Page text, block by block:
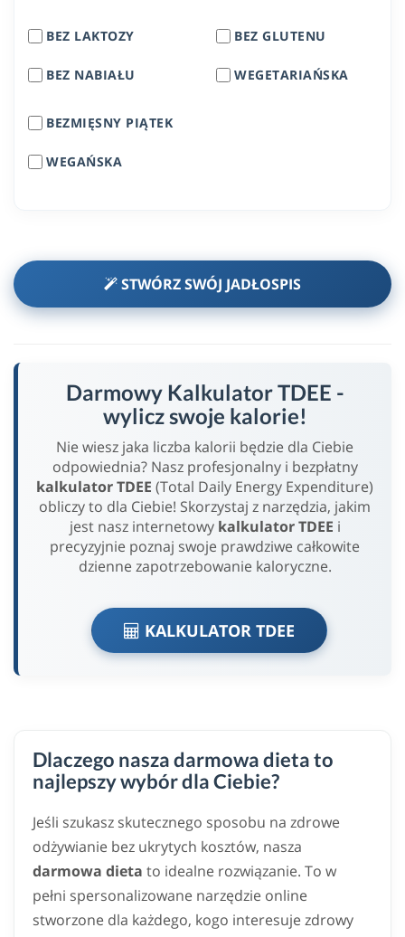
BEZ LAKTOZY
BEZ NABIAŁU
BEZ GLUTENU
WEGETARIAŃSKA
BEZMIĘSNY PIĄTEK
WEGAŃSKA
STWÓRZ SWÓJ JADŁOSPIS
Darmowy Kalkulator TDEE -
wylicz swoje kalorie!
Nie wiesz jaka liczba kalorii będzie dla Ciebie
odpowiednia? Nasz profesjonalny i bezpłatny
kalkulator TDEE (Total Daily Energy Expenditure)
obliczy to dla Ciebie! Skorzystaj z narzędzia, jakim
jest nasz internetowy kalkulator TDEE i
precyzyjnie poznaj swoje prawdziwe całkowite
dzienne zapotrzebowanie kaloryczne.
KALKULATOR TDEE
Dlaczego nasza darmowa dieta to
najlepszy wybór dla Ciebie?
Jeśli szukasz skutecznego sposobu na zdrowe
odżywianie bez ukrytych kosztów, nasza
darmowa dieta to idealne rozwiązanie. To w
pełni spersonalizowane narzędzie online
stworzone dla każdego, kogo interesuje zdrowy